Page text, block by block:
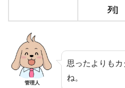
列]
管理人
思ったよりも
ね。